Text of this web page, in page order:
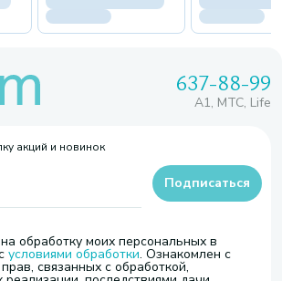
637-88-99
A1, МТС, Life
акций и новинок
обработку моих персональных в
условиями обработки. Ознакомлен с
связанных с обработкой,
Подписаться